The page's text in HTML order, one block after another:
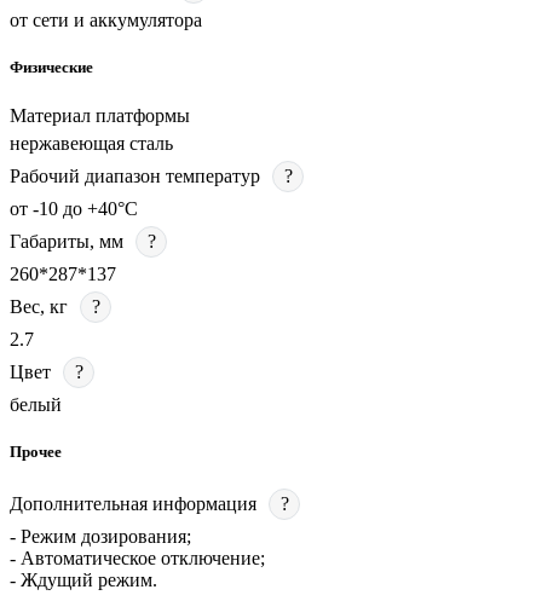
от сети и аккумулятора
Физические
Материал платформы
нержавеющая сталь
Рабочий диапазон температур
?
от -10 до +40°C
Габариты, мм
?
260*287*137
Вес, кг
?
2.7
Цвет
?
белый
Прочее
Дополнительная информация
?
- Режим дозирования;
- Автоматическое отключение;
- Ждущий режим.